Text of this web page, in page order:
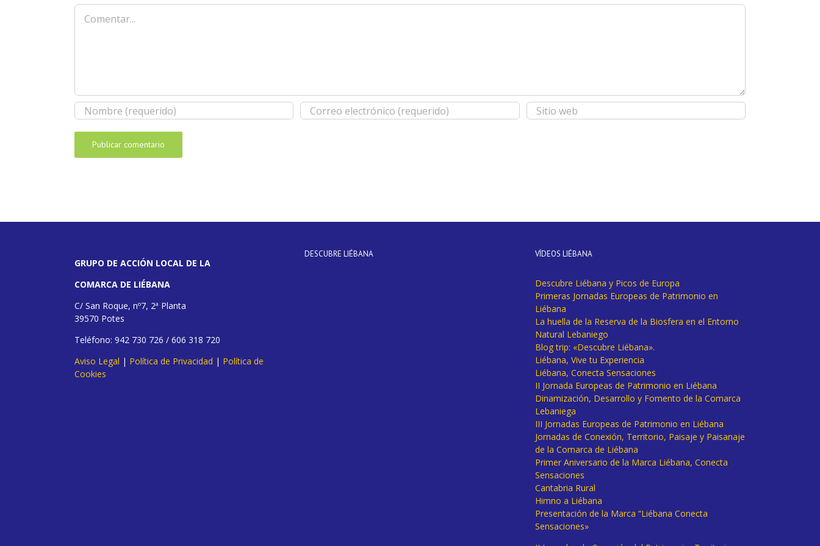
Comentar
GRUPO DE ACCIÓN LOCAL DE LA
COMARCA DE LIÉBANA
C/ San Roque, nº7, 2ª Planta
39570 Potes
Teléfono: 942 730 726 / 606 318 720
Aviso Legal | Política de Privacidad | Política de
Cookies
DESCUBRE LIÉBANA VÍDEOS LIÉBANA
Descubre Liébana y Picos de Europa
Primeras Jornadas Europeas de Patrimonio en
Liébana
La huella de la Reserva de la Biosfera en el Entorno
Natural Lebaniego
Blog trip: «Descubre Liébana».
Liébana, Vive tu Experiencia
Liébana, Conecta Sensaciones
II Jornada Europeas de Patrimonio en Liébana
Dinamización, Desarrollo y Fomento de la Comarca
Lebaniega
III Jornadas Europeas de Patrimonio en Liébana
Jornadas de Conexión, Territorio, Paisaje y Paisanaje
de la Comarca de Liébana
Primer Aniversario de la Marca Liébana, Conecta
Sensaciones
Cantabria Rural
Himno a Liébana
Presentación de la Marca “Liébana Conecta
Sensaciones»